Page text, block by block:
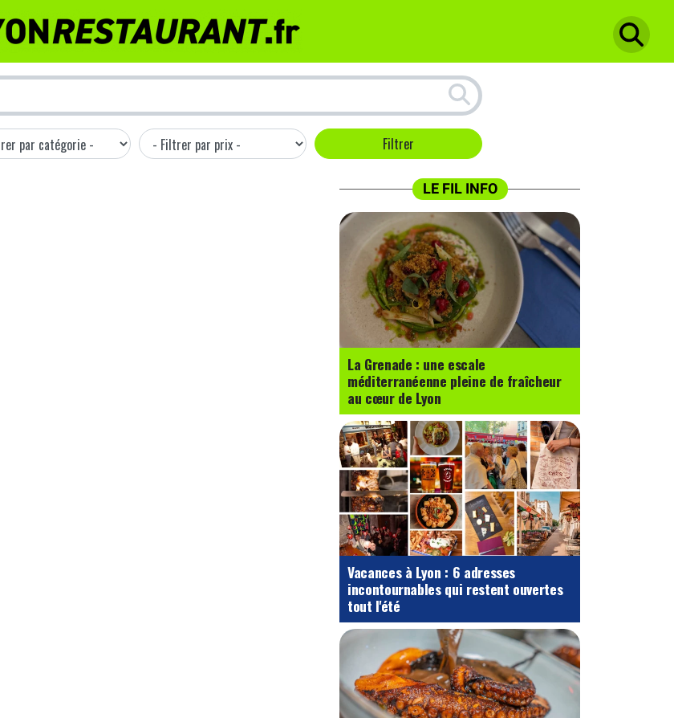
LE FIL INFO
La Grenade : une escale
méditerranéenne pleine de fraîcheur
au cœur de Lyon
Vacances à Lyon : 6 adresses
incontournables qui restent ouvertes
tout l'été